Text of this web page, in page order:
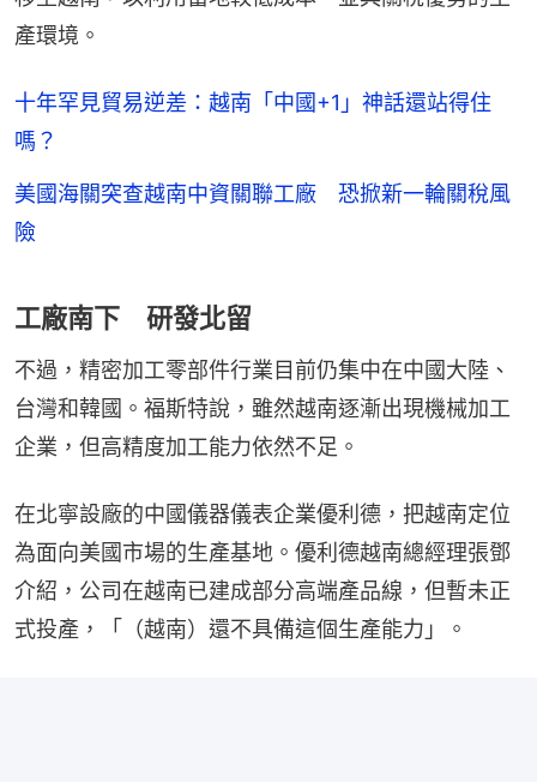
產環境。
十年罕見貿易逆差：越南「中國+1」神話還站得住
嗎？
美國海關突查越南中資關聯工廠 恐掀新一輪關稅風
險
工廠南下 研發北留
不過，精密加工零部件行業目前仍集中在中國大陸、
台灣和韓國。福斯特說，雖然越南逐漸出現機械加工
企業，但高精度加工能力依然不足。
在北寧設廠的中國儀器儀表企業優利德，把越南定位
為面向美國市場的生產基地。優利德越南總經理張鄧
介紹，公司在越南已建成部分高端產品線，但暫未正
式投產，「（越南）還不具備這個生產能力」。